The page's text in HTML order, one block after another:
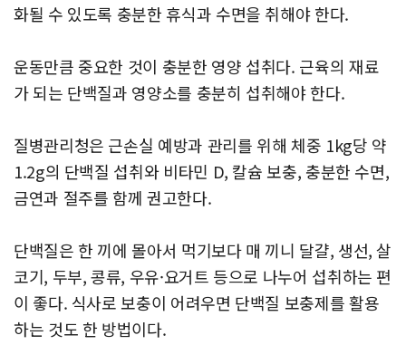
화될 수 있도록 충분한 휴식과 수면을 취해야 한다.
운동만큼 중요한 것이 충분한 영양 섭취다. 근육의 재료
가 되는 단백질과 영양소를 충분히 섭취해야 한다.
질병관리청은 근손실 예방과 관리를 위해 체중 1kg당 약
1.2g의 단백질 섭취와 비타민 D, 칼슘 보충, 충분한 수면,
금연과 절주를 함께 권고한다.
단백질은 한 끼에 몰아서 먹기보다 매 끼니 달걀, 생선, 살
코기, 두부, 콩류, 우유·요거트 등으로 나누어 섭취하는 편
이 좋다. 식사로 보충이 어려우면 단백질 보충제를 활용
하는 것도 한 방법이다.